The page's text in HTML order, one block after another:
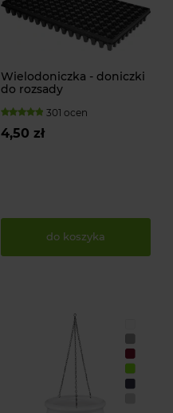
Wielodoniczka - doniczki
do rozsady
301 ocen
4,50 zł
do koszyka